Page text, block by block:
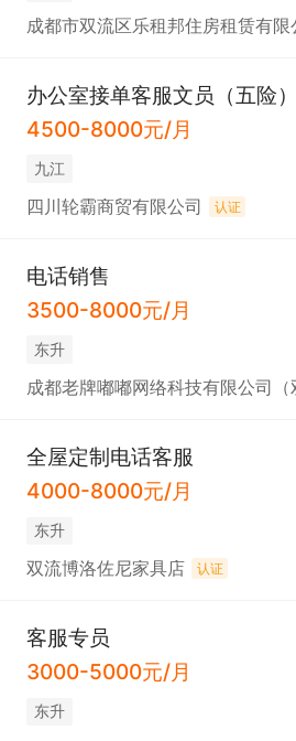
成都市双流区乐租邦住房租赁有限
办公室接单客服文员（五险）
4500-8000元/月
九江
四川轮霸商贸有限公司 认证
电话销售
3500-8000元/月
东升
成都老牌嘟嘟网络科技有限公司（
全屋定制电话客服
4000-8000元/月
东升
双流博洛佐尼家具店 认证
客服专员
3000-5000元/月
东升